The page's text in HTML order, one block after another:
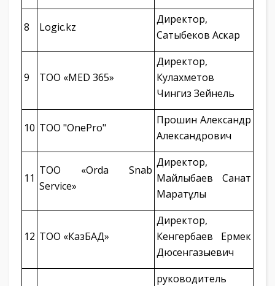
8 Logic.kz
Директор,
Сатыбеков Аскар
9 ТОО «MED 365»
Директор,
Кулахметов
Чингиз Зейнель
10 ТОО "OnePro"
Прошин Александр
Александрович
11
ТОО «Orda Snab
Service»
Директор,
Майлыбаев Санат
Маратұлы
12 ТОО «КазБАД»
Директор,
Кенгербаев Ермек
Дюсенгазыевич
руководитель